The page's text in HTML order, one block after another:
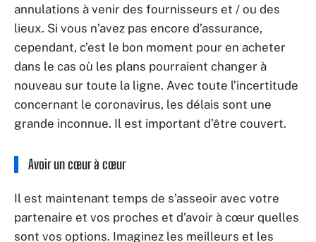
annulations à venir des fournisseurs et / ou des
lieux. Si vous n’avez pas encore d’assurance,
cependant, c’est le bon moment pour en acheter
dans le cas où les plans pourraient changer à
nouveau sur toute la ligne. Avec toute l’incertitude
concernant le coronavirus, les délais sont une
grande inconnue. Il est important d’être couvert.
Avoir un cœur à cœur
Il est maintenant temps de s’asseoir avec votre
partenaire et vos proches et d’avoir à cœur quelles
sont vos options. Imaginez les meilleurs et les